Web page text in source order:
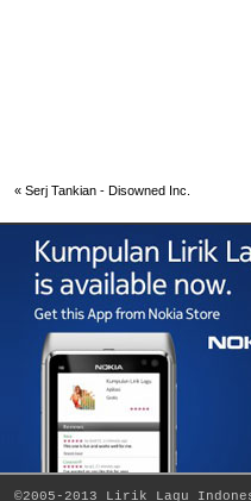
« Serj Tankian - Disowned Inc.
©2005-2013 Lirik Lagu